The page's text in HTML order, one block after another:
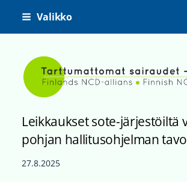
Siirry
Valikko
Leikkaukset sote-järjestöiltä
pohjan hallitusohjelman
27.8.2025